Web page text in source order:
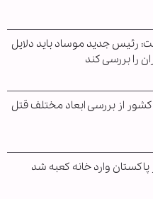
رئیس جدید موساد باید دلایل
را بررسی کند
کشور از بررسی ابعاد مختلف قتل
وارد خانه کعبه شد